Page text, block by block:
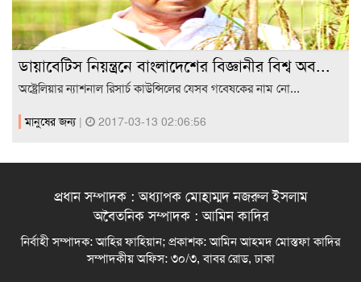
ডায়াবেটিস নিয়ন্ত্রনে বাংলাদেশের বিজ্ঞানীর বিশ্ব অব...
অষ্ট্রেলিয়ার ন্যাশনাল রিসার্চ কাউন্সিলের যেসব গবেষকের নাম নো...
মানুষের জন্য | 2017-03-13 02:06:56
প্রধান সম্পাদক : অধ্যাপক মোহাম্মদ নজরুল ইসলাম
অবৈতনিক সম্পাদক : আমিন কাদির
নির্বাহী সম্পাদক: আহির ফাহিয়ান; প্রকাশক: আমিন আহমদ মোস্তফা কাদির
সম্পাদকীয় অফিস: ৩০/৩, বাবর রোড, ঢাকা